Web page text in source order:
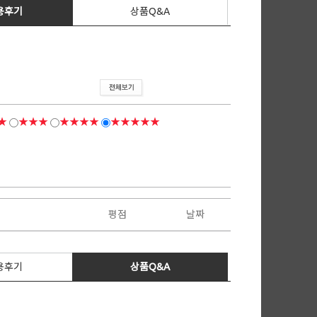
기 상품Q&A
★★★ ★★★★ ★★★★★
평점 날짜
기 상품Q&A